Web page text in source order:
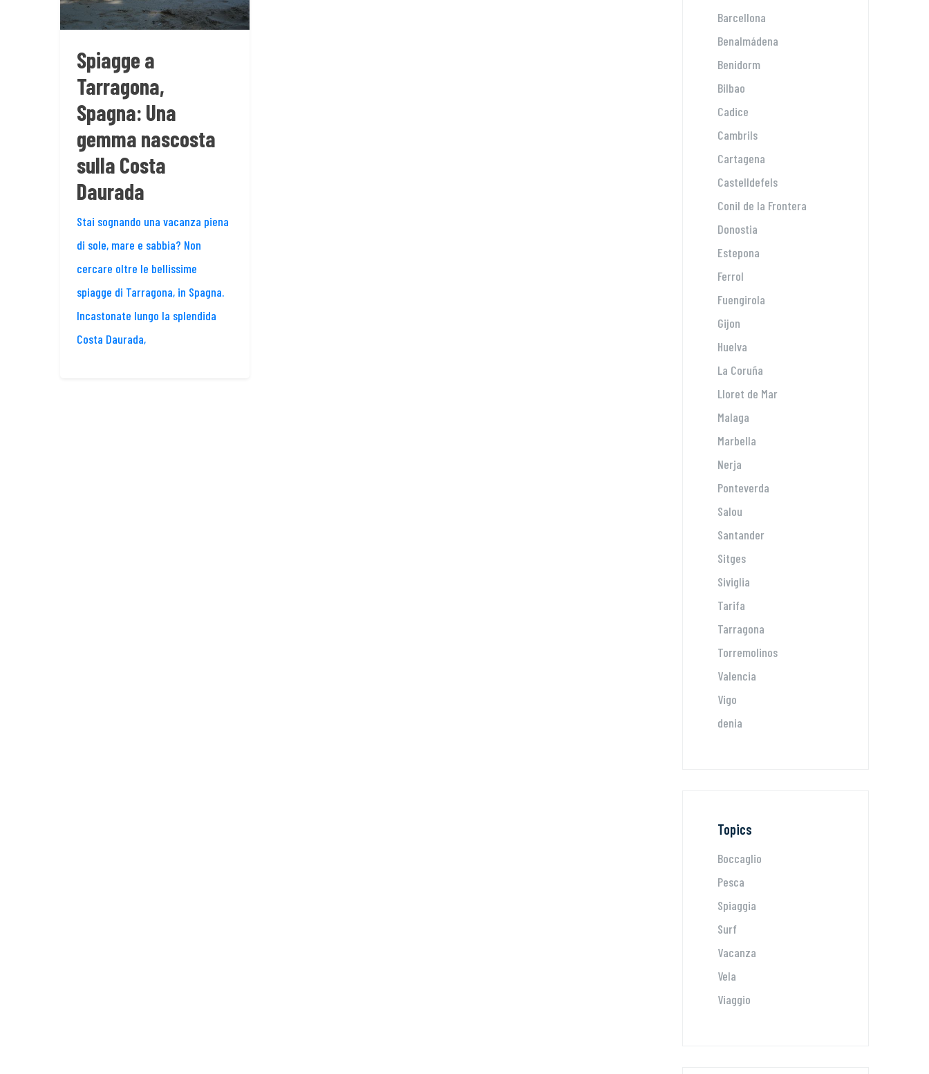
Spiagge a
Tarragona,
Spagna: Una
gemma nascosta
sulla Costa
Daurada
Stai sognando una vacanza piena
di sole, mare e sabbia? Non
cercare oltre le bellissime
spiagge di Tarragona, in Spagna.
Incastonate lungo la splendida
Costa Daurada,
Barcellona
Benalmádena
Benidorm
Bilbao
Cadice
Cambrils
Cartagena
Castelldefels
Conil de la Frontera
Donostia
Estepona
Ferrol
Fuengirola
Gijon
Huelva
La Coruña
Lloret de Mar
Malaga
Marbella
Nerja
Ponteverda
Salou
Santander
Sitges
Siviglia
Tarifa
Tarragona
Torremolinos
Valencia
Vigo
denia
Topics
Boccaglio
Pesca
Spiaggia
Surf
Vacanza
Vela
Viaggio